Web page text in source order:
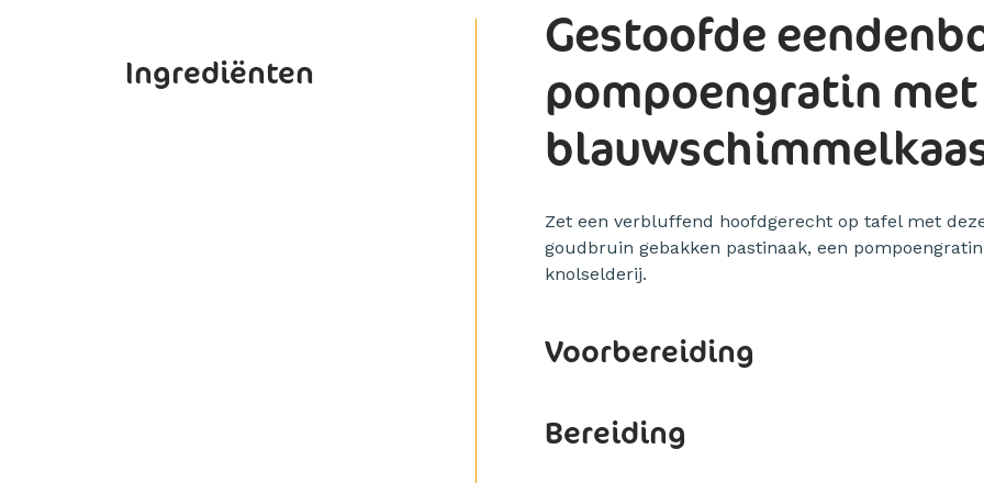
Gestoofde
pompoengratin met
Zet een verbluffend hoofdgerecht op tafel met
goudbruin gebakken pastinaak, een
knolselderij.
Voorbereiding
Bereiding
Ingrediënten